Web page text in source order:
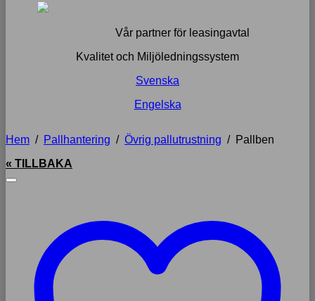
Vår partner för leasingavtal
Kvalitet och Miljöledningssystem
Svenska
Engelska
Hem / Pallhantering / Övrig pallutrustning / Pallben
« TILLBAKA